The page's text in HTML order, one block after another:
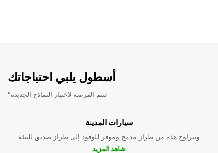
أسطول يلبي احتياجاتك
"اغتنم الفرصة لاختبار النماذج الجديدة
سيارات المدينة
وتتراوح هذه من طراز مدمج وموفر للوقود إلى طراز صديق للبيئة
شاهد المزيد